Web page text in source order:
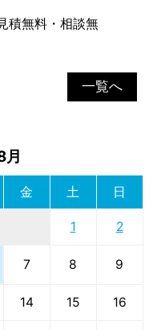
積無料・相談無
一覧へ
月
金 土 日
1 2
7 8 9
14 15 16